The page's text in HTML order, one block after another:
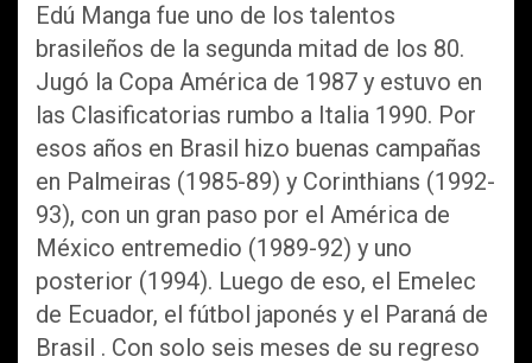
Edú Manga fue uno de los talentos
brasileños de la segunda mitad de los 80.
Jugó la Copa América de 1987 y estuvo en
las Clasificatorias rumbo a Italia 1990. Por
esos años en Brasil hizo buenas campañas
en Palmeiras (1985-89) y Corinthians (1992-
93), con un gran paso por el América de
México entremedio (1989-92) y uno
posterior (1994). Luego de eso, el Emelec
de Ecuador, el fútbol japonés y el Paraná de
Brasil . Con solo seis meses de su regreso